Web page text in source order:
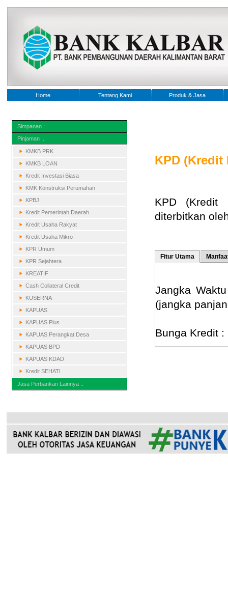
Home Tentang Kami Produk & Jasa
Simpanan :.
Pinjaman :.
KMKB PRK
KMKB LOAN
Kredit Investasi Biasa
KMK Konstruksi Perumahan
KPBJ
Kredit Pemerintah Daerah
Kredit Usaha Rakyat
Kredit Usaha Mikro
KPR Umum
KPR Sejahtera
KREATIF
Cash Collateral Credit
KUSERNA
KAPUAS
KAPUAS Plus
KAPUAS Perangkat Desa
KAPUAS BPD
KAPUAS KDAD
Kredit SEHATI
Jasa Perbankan Lainnya :.
KPD (Kredit
KPD (Kredit
diterbitkan
Fitur Utama
Jangka
(jangka
Bunga Kredit